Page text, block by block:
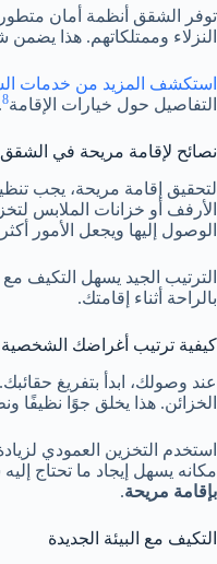
توفر الشقق أنظمة أمان
النزلاء وممتلكاتهم. هذا يضمن
استكشف المزيد من خدمات
التفاصيل حول خيارات الإقامة8
.
نصائح لإقامة مريحة في
لتحقيق إقامة مريحة، يجب
الأرفف أو خزانات الملابس
الوصول إليها ويجعل الأمور أكثر
الترتيب الجيد يسهل التكيف
بالراحة أثناء إقامتك.
كيفية ترتيب أغراضك الشخصية
عند وصولك، ابدأ بتفريغ
الخزائن. هذا يخلق جوًا نظيفًا
استخدم التخزين العمودي
مكانه يسهل إيجاد ما تحتاج
بإقامة مريحة.
التكيف مع البيئة الجديدة